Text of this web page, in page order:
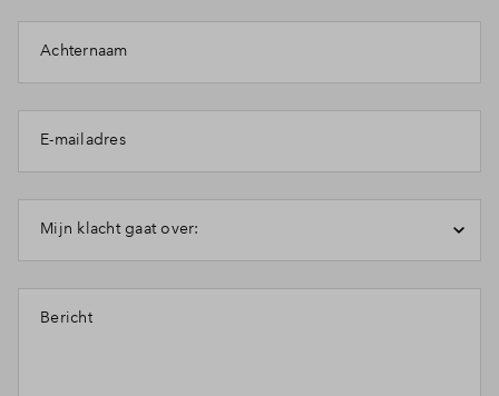
Achternaam
E-mailadres
Mijn klacht gaat over:
Bericht